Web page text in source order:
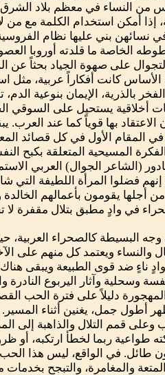
من النساء في معظم بلاد
إذا أمكن استخدام الكلمة مع
نسائهن بني عليها نظام
الخاصة ما قلدته أوروبا
على صهوة الجياد بحثاً عن
كانت أفكاراً عربية، مثل
الفخر بالذرية، الإيمان بنوعية
أخلاقية يستحيل على السوقي
الاعتقاد بها قوياً كما عند
المقام الأول في كل قصائد
المسيحية المتعلقة
(الشاعر الجوال) العربي
إنهم فضلوا المرأة اللطيفة التي
أجلها يقومون بأعمالهم
في وادٍ مطبق بتلال مقفرة لا
وجه البسيطة كالصحراء
والنساء ويعتمد كل منهم
ناءٍ ضد قوى الطبيعة ويبقى
وسحلية وآثار اليربوع النادرة
دليلاً على فترة الحب
أطول جمل، يغنين أثناء
وعلى قمم التلال والذاهبة
طواعية ربما لخطأ ارتكبه، أو
طائل. في الواقع، ليس هذا الحب
والمغامرة، والتبجح